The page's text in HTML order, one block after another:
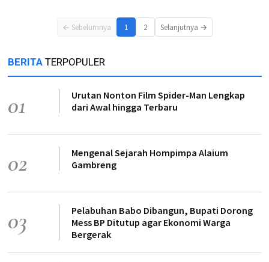
← Sebelumnya 1 2 Selanjutnya →
BERITA TERPOPULER
01
Urutan Nonton Film Spider-Man Lengkap
dari Awal hingga Terbaru
02
Mengenal Sejarah Hompimpa Alaium
Gambreng
03
Pelabuhan Babo Dibangun, Bupati Dorong
Mess BP Ditutup agar Ekonomi Warga
Bergerak